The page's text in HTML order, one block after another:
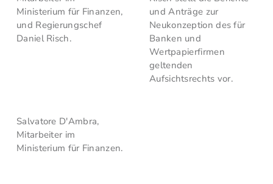
Ministerium für Finanzen,
und Regierungschef
Daniel Risch.
und Anträge zur
Neukonzeption des für
Banken und
Wertpapierfirmen
geltenden
Aufsichtsrechts vor.
Salvatore D'Ambra,
Mitarbeiter im
Ministerium für Finanzen.